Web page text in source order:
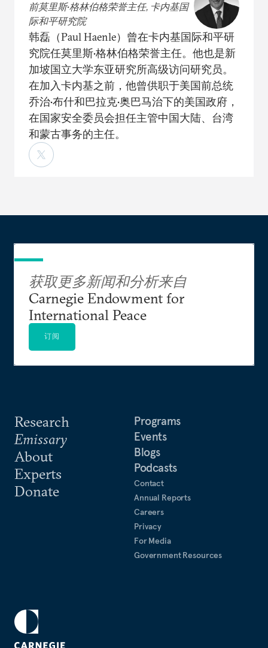
前莫里斯•格林伯格荣誉主任, 卡内基国
际和平研究院
韩磊（Paul Haenle）曾在卡内基国际和平研
究院任莫里斯•格林伯格荣誉主任。他也是新
加坡国立大学东亚研究所高级访问研究员。
在加入卡内基之前，他曾供职于美国前总统
乔治•布什和巴拉克•奥巴马治下的美国政府，
在国家安全委员会担任主管中国大陆、台湾
和蒙古事务的主任。
Research
Emissary
About
Experts
Donate
Programs
Events
Blogs
Podcasts
Contact
Annual Reports
Careers
Privacy
For Media
Government Resources
获取更多新闻和分析来自
Carnegie Endowment for
International Peace
订阅